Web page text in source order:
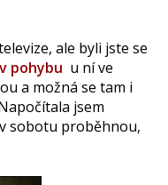
ale byli jste se
pohybu u ní ve
a možná se tam i
jsem
sobotu proběhnou,